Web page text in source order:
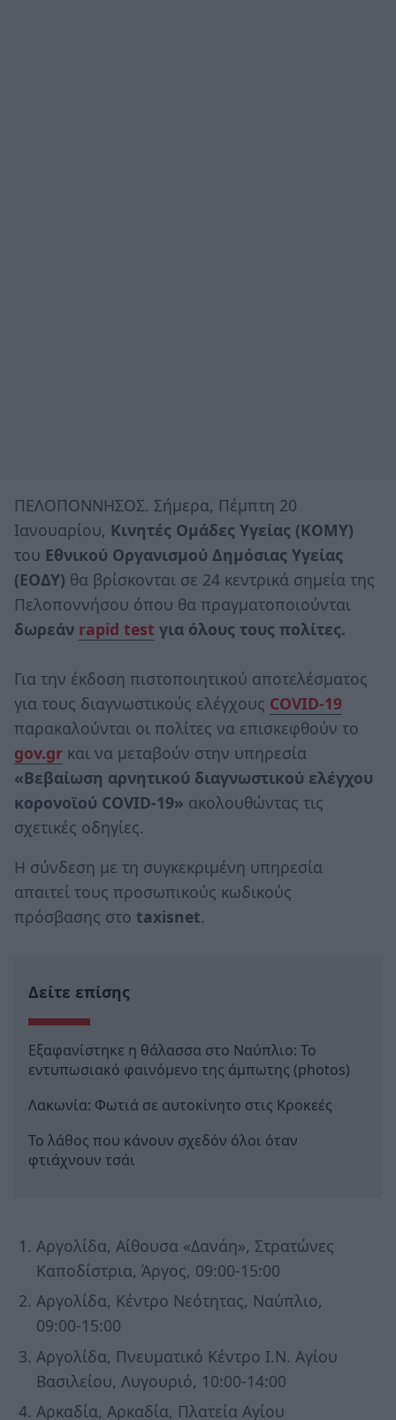
ΠΕΛΟΠΟΝΝΗΣΟΣ. Σήμερα, Πέμπτη 20
Ιανουαρίου, Κινητές Ομάδες Υγείας (ΚΟΜΥ)
του Εθνικού Οργανισμού Δημόσιας Υγείας
(ΕΟΔΥ) θα βρίσκονται σε 24 κεντρικά σημεία της
Πελοποννήσου όπου θα πραγματοποιούνται
δωρεάν rapid test για όλους τους πολίτες.
Για την έκδοση πιστοποιητικού αποτελέσματος
για τους διαγνωστικούς ελέγχους COVID-19
παρακαλούνται οι πολίτες να επισκεφθούν το
gov.gr και να μεταβούν στην υπηρεσία
«Βεβαίωση αρνητικού διαγνωστικού ελέγχου
κορoνοϊού COVID-19» ακολουθώντας τις
σχετικές οδηγίες.
Η σύνδεση με τη συγκεκριμένη υπηρεσία
απαιτεί τους προσωπικούς κωδικούς
πρόσβασης στο taxisnet.
Δείτε επίσης
Εξαφανίστηκε η θάλασσα στο Ναύπλιο: Το
εντυπωσιακό φαινόμενο της άμπωτης (photos)
Λακωνία: Φωτιά σε αυτοκίνητο στις Κροκεές
Το λάθος που κάνουν σχεδόν όλοι όταν
φτιάχνουν τσάι
Αργολίδα, Αίθουσα «Δανάη», Στρατώνες
Καποδίστρια, Άργος, 09:00-15:00
Αργολίδα, Κέντρο Νεότητας, Ναύπλιο,
09:00-15:00
Αργολίδα, Πνευματικό Κέντρο Ι.Ν. Αγίου
Βασιλείου, Λυγουριό, 10:00-14:00
Αρκαδία, Αρκαδία, Πλατεία Αγίου